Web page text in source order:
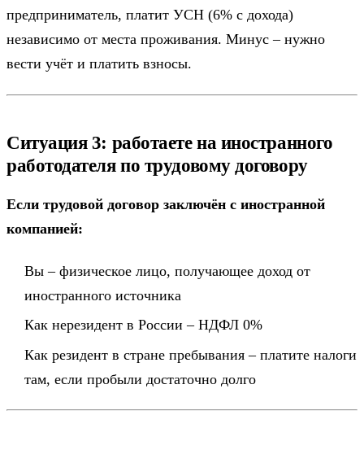
предприниматель, платит УСН (6% с дохода)
независимо от места проживания. Минус – нужно
вести учёт и платить взносы.
Ситуация 3: работаете на иностранного
работодателя по трудовому договору
Если трудовой договор заключён с иностранной
компанией:
Вы – физическое лицо, получающее доход от
иностранного источника
Как нерезидент в России – НДФЛ 0%
Как резидент в стране пребывания – платите налоги
там, если пробыли достаточно долго